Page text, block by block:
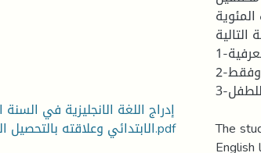
إدراج اللغة الانجليزية في السنة
الابتدائي وعلاقته بالتحصيل الدراسي للتلاميذ.pdf
:
1-يوجد تأثير المفردات اللغة الانجليزية على العمليات المعرفية
2-يوجد تأثير التراكب باللغة الانجليزية عند استخدمها وفقط
3-يؤثر قراءة باللغة الانجليزية على القدرة الذكائية للطفل
The